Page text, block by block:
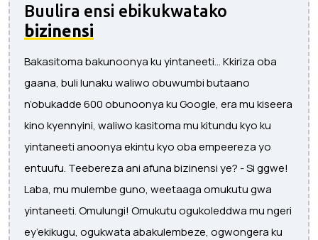
Buulira ensi ebikukwatako
bizinensi
Bakasitoma bakunoonya ku yintaneeti... Kkiriza oba
gaana, buli lunaku waliwo obuwumbi butaano
n’obukadde 600 obunoonya ku Google, era mu kiseera
kino kyennyini, waliwo kasitoma mu kitundu kyo ku
yintaneeti anoonya ekintu kyo oba empeereza yo
entuufu. Teebereza ani afuna bizinensi ye? - Si ggwe!
Laba, mu mulembe guno, weetaaga omukutu gwa
yintaneeti. Omulungi! Omukutu ogukoleddwa mu ngeri
ey’ekikugu, ogukwata abakulembeze, ogwongera ku